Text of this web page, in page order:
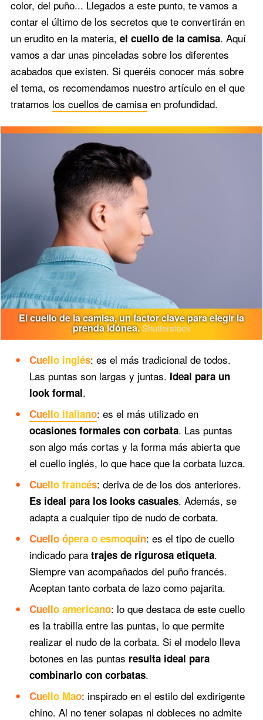
color, del puño... Llegados a este punto, te vamos a
contar el último de los secretos que te convertirán en
un erudito en la materia, el cuello de la camisa. Aquí
vamos a dar unas pinceladas sobre los diferentes
acabados que existen. Si queréis conocer más sobre
el tema, os recomendamos nuestro artículo en el que
tratamos los cuellos de camisaen profundidad.
El cuello de la camisa, un factor clave para elegir la
prenda idónea.Shutterstock
Cuello inglés: es el más tradicional de todos.
Las puntas son largas y juntas. Ideal para un
look formal.
Cuello italiano: es el más utilizado en
ocasiones formales con corbata. Las puntas
son algo más cortas y la forma más abierta que
el cuello inglés, lo que hace que la corbata luzca.
Cuello francés: deriva de de los dos anteriores.
Es ideal para los looks casuales. Además, se
adapta a cualquier tipo de nudo de corbata.
Cuello ópera o esmoquin: es el tipo de cuello
indicado para trajes de rigurosa etiqueta.
Siempre van acompañados del puño francés.
Aceptan tanto corbata de lazo como pajarita.
Cuello americano: lo que destaca de este cuello
es la trabilla entre las puntas, lo que permite
realizar el nudo de la corbata. Si el modelo lleva
botones en las puntas resulta ideal para
combinarlo con corbatas.
Cuello Mao: inspirado en el estilo del exdirigente
chino. Al no tener solapas ni dobleces no admite